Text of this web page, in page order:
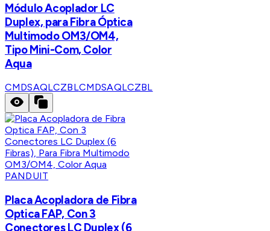
Módulo Acoplador LC
Duplex, para Fibra Óptica
Multimodo OM3/OM4,
Tipo Mini-Com, Color
Aqua
CMDSAQLCZBLCMDSAQLCZBL
PANDUIT
Placa Acopladora de Fibra
Optica FAP, Con 3
Conectores LC Duplex (6